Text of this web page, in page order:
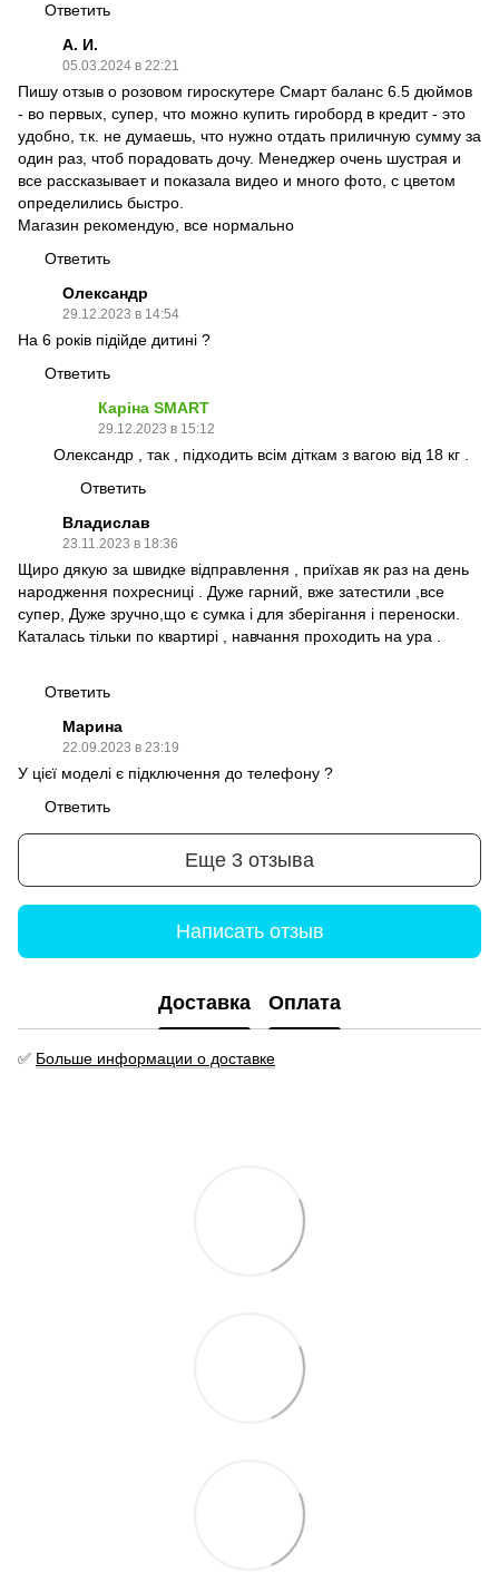
Ответить
А. И.
05.03.2024 в 22:21
Пишу отзыв о розовом гироскутере Смарт баланс 6.5 дюймов
- во первых, супер, что можно купить гироборд в кредит - это
удобно, т.к. не думаешь, что нужно отдать приличную сумму за
один раз, чтоб порадовать дочу. Менеджер очень шустрая и
все рассказывает и показала видео и много фото, с цветом
определились быстро.
Магазин рекомендую, все нормально
Ответить
Олександр
29.12.2023 в 14:54
На 6 років підійде дитині ?
Ответить
Каріна SMART
29.12.2023 в 15:12
Олександр , так , підходить всім діткам з вагою від 18 кг .
Ответить
Владислав
23.11.2023 в 18:36
Щиро дякую за швидке відправлення , приїхав як раз на день
народження похресниці . Дуже гарний, вже затестили ,все
супер, Дуже зручно,що є сумка і для зберігання і переноски.
Каталась тільки по квартирі , навчання проходить на ура .
Ответить
Марина
22.09.2023 в 23:19
У цієї моделі є підключення до телефону ?
Ответить
Еще 3 отзыва
Написать отзыв
Доставка Оплата
✅ Больше информации о доставке